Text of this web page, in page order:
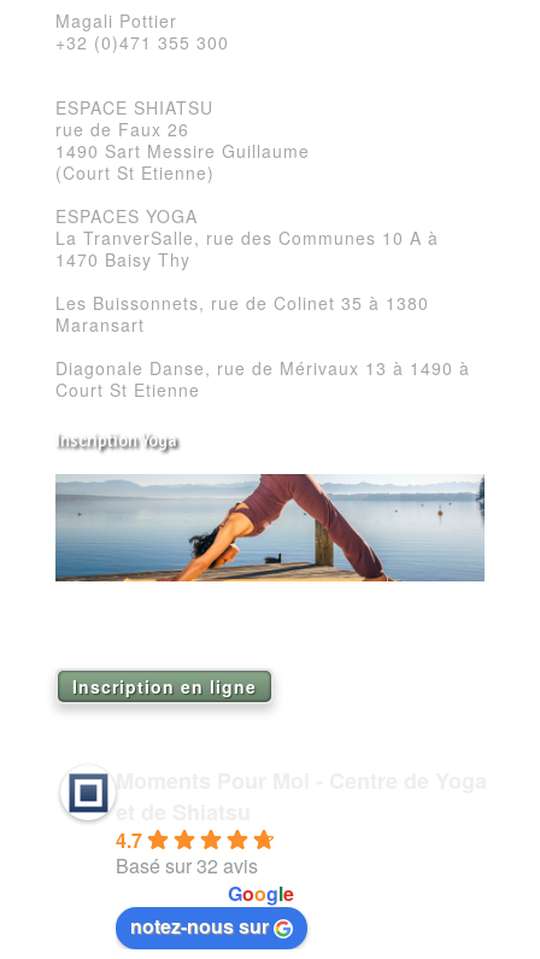
Magali Pottier
+32 (0)471 355 300
ESPACE SHIATSU
rue de Faux 26
1490 Sart Messire Guillaume
(Court St Etienne)
ESPACES YOGA
La TranverSalle, rue des Communes 10 A à
1470 Baisy Thy
Les Buissonnets, rue de Colinet 35 à 1380
Maransart
Diagonale Danse, rue de Mérivaux 13 à 1490 à
Court St Etienne
Inscription Yoga
Inscription en ligne
Moments Pour Moi - Centre de Yoga
et de Shiatsu
4.7
Basé sur 32 avis
Google
notez-nous sur